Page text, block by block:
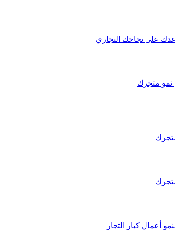
على نجاحك التجاري
نمو متجرك
أعمال كبار التجار